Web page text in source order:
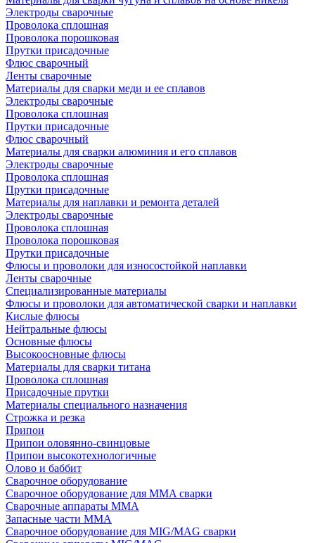
Электроды сварочные
Проволока сплошная
Проволока порошковая
Прутки присадочные
Флюс сварочный
Ленты сварочные
Материалы для сварки меди и ее сплавов
Электроды сварочные
Проволока сплошная
Прутки присадочные
Флюс сварочный
Материалы для сварки алюминия и его сплавов
Электроды сварочные
Проволока сплошная
Прутки присадочные
Материалы для наплавки и ремонта деталей
Электроды сварочные
Проволока сплошная
Проволока порошковая
Прутки присадочные
Флюсы и проволоки для износостойкой наплавки
Ленты сварочные
Специализированные материалы
Флюсы и проволоки для автоматической сварки и наплавки
Кислые флюсы
Нейтральные флюсы
Основные флюсы
Высокоосновные флюсы
Материалы для сварки титана
Проволока сплошная
Присадочные прутки
Материалы специального назначения
Строжка и резка
Припои
Припои оловянно-свинцовые
Припои высокотехнологичные
Олово и баббит
Сварочное оборудование
Сварочное оборудование для MMA сварки
Сварочные аппараты MMA
Запасные части MMA
Сварочное оборудование для MIG/MAG сварки